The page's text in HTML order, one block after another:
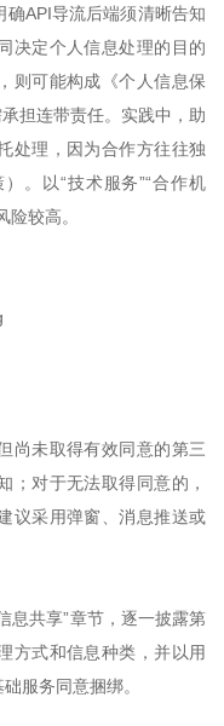
API导流后端须清晰告知
决定个人信息处理的目的
则可能构成《个人信息保
担连带责任。实践中，助
处理，因为合作方往往独
。以“技术服务”“合作机
较高。
尚未取得有效同意的第三
；对于无法取得同意的，
议采用弹窗、消息推送或
息共享”章节，逐一披露第
方式和信息种类，并以用
服务同意捆绑。